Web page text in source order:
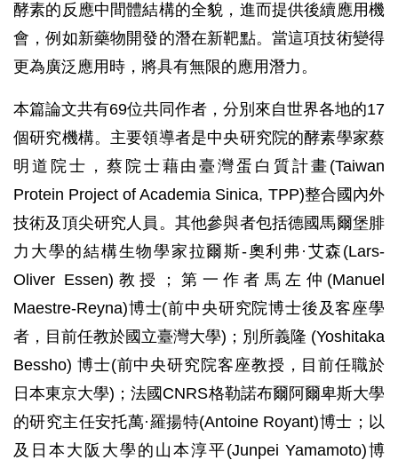
酵素的反應中間體結構的全貌，進而提供後續應用機
會，例如新藥物開發的潛在新靶點。當這項技術變得
更為廣泛應用時，將具有無限的應用潛力。
本篇論文共有69位共同作者，分別來自世界各地的17
個研究機構。主要領導者是中央研究院的酵素學家蔡
明道院士，蔡院士藉由臺灣蛋白質計畫(Taiwan
Protein Project of Academia Sinica, TPP)整合國內外
技術及頂尖研究人員。其他參與者包括德國馬爾堡腓
力大學的結構生物學家拉爾斯-奧利弗·艾森(Lars-
Oliver Essen)教授；第一作者馬左仲(Manuel
Maestre-Reyna)博士(前中央研究院博士後及客座學
者，目前任教於國立臺灣大學)；別所義隆 (Yoshitaka
Bessho) 博士(前中央研究院客座教授，目前任職於
日本東京大學)；法國CNRS格勒諾布爾阿爾卑斯大學
的研究主任安托萬·羅揚特(Antoine Royant)博士；以
及日本大阪大學的山本淳平(Junpei Yamamoto)博